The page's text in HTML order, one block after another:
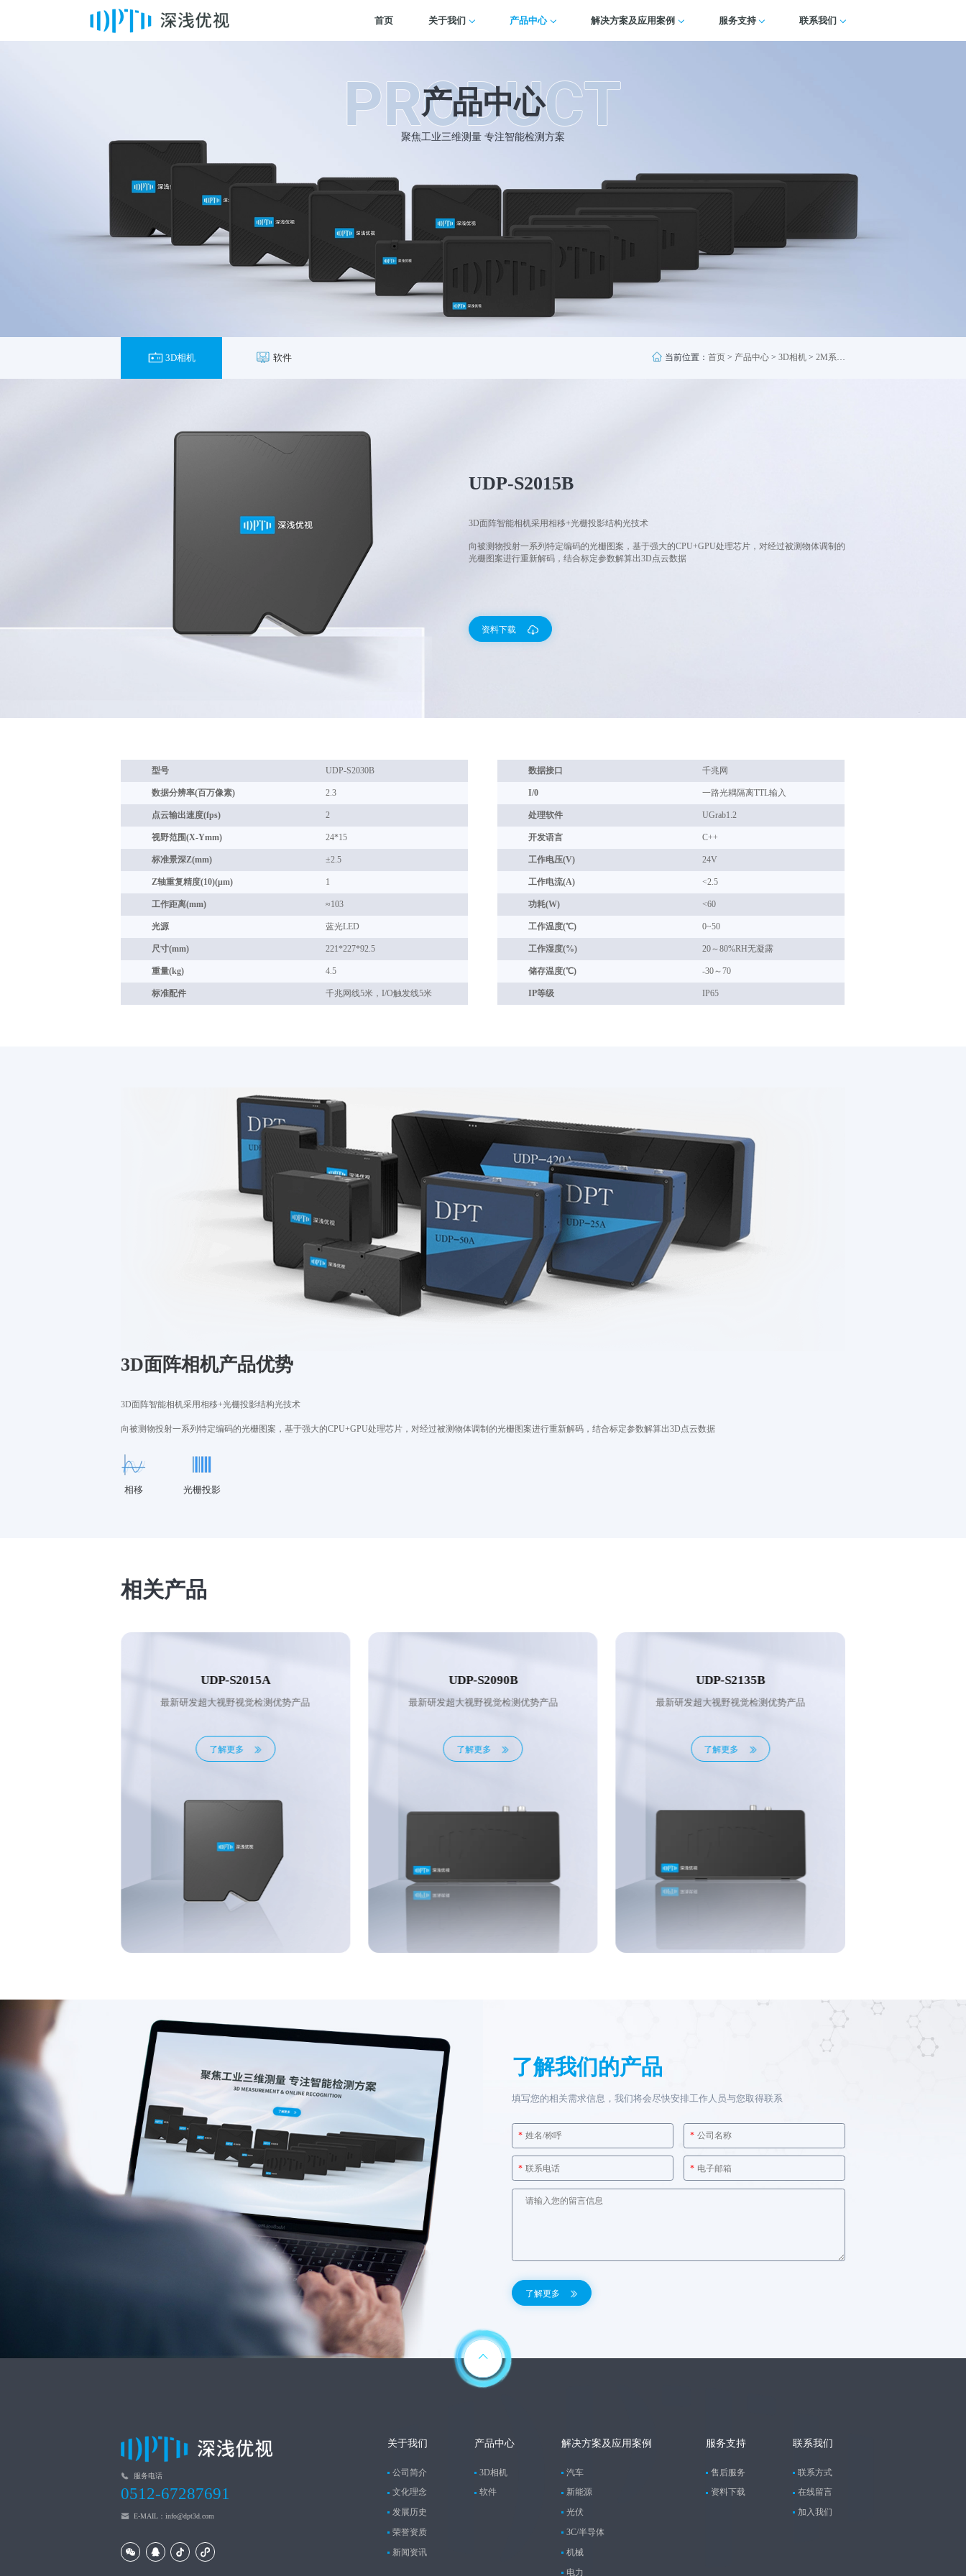
首页 关于我们 产品中心 解决方案及应用案例 服务支持 联系我们
产品中心
PRODUCT
聚焦工业三维测量 专注智能检测方案
3D相机 软件 当前位置： 首页 > 产品中心 > 3D相机 > 2M系列
UDP-S2015B
3D面阵智能相机采用相移+光栅投影结构光技术
向被测物投射一系列特定编码的光栅图案，基于强大的CPU+GPU处理芯片，对经过被测物体调制的
光栅图案进行重新解码，结合标定参数解算出3D点云数据
资料下载
型号 UDP-S2030B
数据分辨率(百万像素) 2.3
点云输出速度(fps) 2
视野范围(X-Ymm) 24*15
标准景深Z(mm) ±2.5
Z轴重复精度(10)(μm) 1
工作距离(mm) ≈103
光源 蓝光LED
尺寸(mm) 221*227*92.5
重量(kg) 4.5
标准配件 千兆网线5米，I/O触发线5米
数据接口 千兆网
I/0 一路光耦隔离TTL输入
处理软件 UGrab1.2
开发语言 C++
工作电压(V) 24V
工作电流(A) <2.5
功耗(W) <60
工作温度(℃) 0~50
工作湿度(%) 20～80%RH无凝露
储存温度(℃) -30～70
IP等级 IP65
3D面阵相机产品优势
3D面阵智能相机采用相移+光栅投影结构光技术
向被测物投射一系列特定编码的光栅图案，基于强大的CPU+GPU处理芯片，对经过被测物体调制的光栅图案进行重新解码，结合标定参数解算出3D点云数据
相移 光栅投影
相关产品
UDP-S2090B
最新研发超大视野视觉检测优势产品
了解更多
UDP-S2135B
最新研发超大视野视觉检测优势产品
了解更多
UDP-S2045B
最新研发超大视野视觉检测优势产品
了解更多
了解我们的产品
填写您的相关需求信息，我们将会尽快安排工作人员与您取得联系
* *
* *
了解更多
服务电话
0512-67287691
E-MAIL：info@dpt3d.com
关于我们
公司简介
文化理念
发展历史
荣誉资质
新闻资讯
产品中心
3D相机
软件
解决方案及应用案例
汽车
新能源
光伏
3C/半导体
机械
电力
服务支持
售后服务
资料下载
联系我们
联系方式
在线留言
加入我们